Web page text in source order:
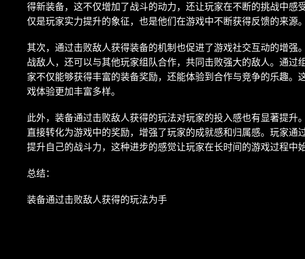
得新装备，这不仅增加了战斗的动力，还让玩家在不断的挑战中感
仅是玩家实力提升的象征，也是他们在游戏中不断获得反馈的来源。
其次，通过击败敌人获得装备的机制也促进了游戏社交互动的增强
战敌人，还可以与其他玩家组队合作，共同击败强大的敌人。通过
家不仅能够获得丰富的装备奖励，还能体验到合作与竞争的乐趣。
戏体验更加丰富多样。
此外，装备通过击败敌人获得的玩法对玩家的投入感也有显著提升
直接转化为游戏中的奖励，增强了玩家的成就感和归属感。玩家通
提升自己的战斗力，这种进步的感觉让玩家在长时间的游戏过程中
总结：
装备通过击败敌人获得的玩法为手